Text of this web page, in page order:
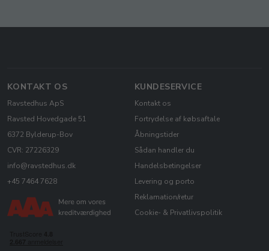
KONTAKT OS
Ravstedhus ApS
Ravsted Hovedgade 51
6372 Bylderup-Bov
CVR: 27226329
info@ravstedhus.dk
+45 7464 7628
KUNDESERVICE
Kontakt os
Fortrydelse af købsaftale
Åbningstider
Sådan handler du
Handelsbetingelser
Levering og porto
Reklamation/retur
Cookie- & Privatlivspolitik